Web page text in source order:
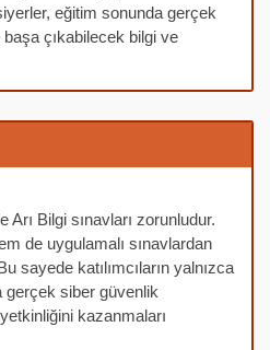
eğitim sonunda gerçek
çıkabilecek bilgi ve
Bilgi sınavları zorunludur.
de uygulamalı sınavlardan
sayede katılımcıların yalnızca
gerçek siber güvenlik
kazanmaları